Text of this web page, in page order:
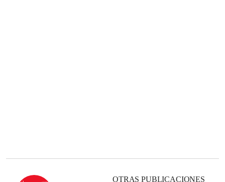
OTRAS PUBLICACIONES